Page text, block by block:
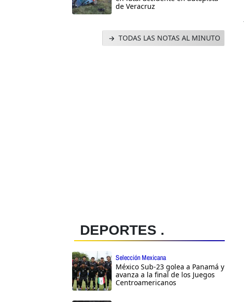
de Veracruz
TODAS LAS NOTAS AL MINUTO
DEPORTES .
Selección Mexicana
México Sub-23 golea a Panamá y
avanza a la final de los Juegos
Centroamericanos